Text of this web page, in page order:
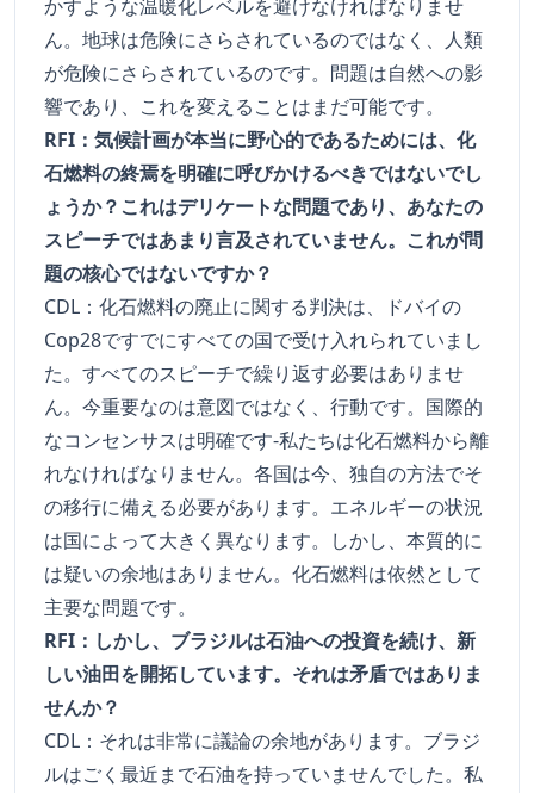
かすような温暖化レベルを避けなければなりませ
ん。地球は危険にさらされているのではなく、人類
が危険にさらされているのです。問題は自然への影
響であり、これを変えることはまだ可能です。
RFI：気候計画が本当に野心的であるためには、化
石燃料の終焉を明確に呼びかけるべきではないでし
ょうか？これはデリケートな問題であり、あなたの
スピーチではあまり言及されていません。これが問
題の核心ではないですか？
CDL：化石燃料の廃止に関する判決は、ドバイの
Cop28ですでにすべての国で受け入れられていまし
た。すべてのスピーチで繰り返す必要はありませ
ん。今重要なのは意図ではなく、行動です。国際的
なコンセンサスは明確です-私たちは化石燃料から離
れなければなりません。各国は今、独自の方法でそ
の移行に備える必要があります。エネルギーの状況
は国によって大きく異なります。しかし、本質的に
は疑いの余地はありません。化石燃料は依然として
主要な問題です。
RFI：しかし、ブラジルは石油への投資を続け、新
しい油田を開拓しています。それは矛盾ではありま
せんか？
CDL：それは非常に議論の余地があります。ブラジ
ルはごく最近まで石油を持っていませんでした。私